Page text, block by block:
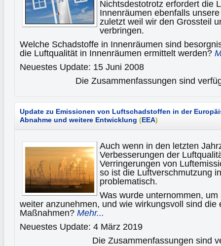
Nichtsdestotrotz erfordert die
Innenräumen ebenfalls
zuletzt weil wir den Grossteil
verbringen.
Welche Schadstoffe in Innenräumen sind
die Luftqualität in Innenräumen ermittelt werden?
Neuestes Update: 15 Juni 2008
Die Zusammenfassungen sind
Update zu Emissionen von Luftschadstoffen in der
Abnahme und weitere Entwicklung (EEA)
Auch wenn in den letzten
Verbesserungen der
Verringerungen von
so ist die Luftverschmutzung
problematisch.
Was wurde unternommen,
weiter anzunehmen, und wie wirkungsvoll sind die
Maßnahmen? Mehr...
Neuestes Update: 4 März 2019
Die Zusammenfassungen sind